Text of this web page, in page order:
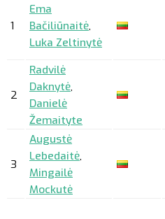
1
Ema
Bačiliūnaitė,
Luka Zeltinytė
2
Radvilė
Daknytė,
Danielė
Žemaityte
3
Augustė
Lebedaitė,
Mingailė
Mockutė